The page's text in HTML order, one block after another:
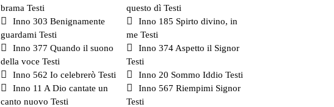
brama Testi
questo dì Testi
Inno 303 Benignamente
guardami Testi
Inno 185 Spirto divino, in
me Testi
Inno 377 Quando il suono
della voce Testi
Inno 374 Aspetto il Signor
Testi
Inno 562 Io celebrerò Testi
Inno 20 Sommo Iddio Testi
Inno 11 A Dio cantate un
canto nuovo Testi
Inno 567 Riempimi Signor
Testi